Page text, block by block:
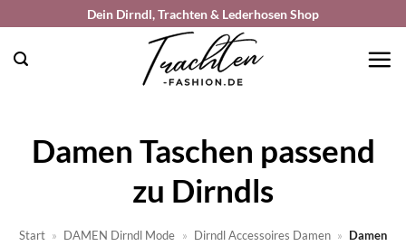
springen
Dein Dirndl, Trachten & Lederhosen Shop
Damen Taschen passend
zu Dirndls
Start » DAMEN Dirndl Mode » Dirndl Accessoires Damen » Damen